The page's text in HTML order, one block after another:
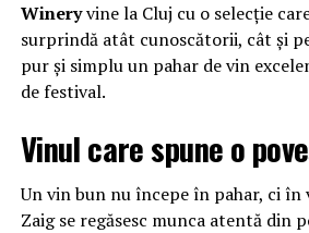
Wineryvine la Cluj cu o selecție
surprindă atât cunoscătorii, cât și
pur și simplu un pahar de vin
de festival.
Vinul care spune o
Un vin bun nu începe în pahar, ci în
Zaig se regăsesc munca atentă din